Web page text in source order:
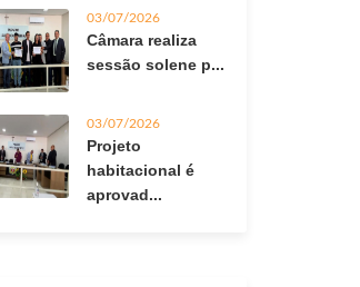
03/07/2026
Câmara realiza
sessão solene p...
03/07/2026
Projeto
habitacional é
aprovad...